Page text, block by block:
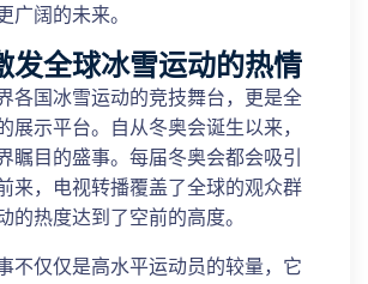
广阔的未来。
发全球冰雪运动的热情
各国冰雪运动的竞技舞台，更是全
展示平台。自从冬奥会诞生以来，
瞩目的盛事。每届冬奥会都会吸引
来，电视转播覆盖了全球的观众群
的热度达到了空前的高度。
不仅仅是高水平运动员的较量，它